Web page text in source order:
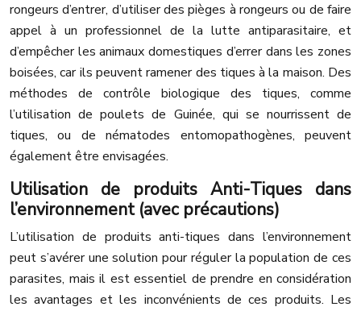
rongeurs d’entrer, d’utiliser des pièges à rongeurs ou de faire
appel à un professionnel de la lutte antiparasitaire, et
d’empêcher les animaux domestiques d’errer dans les zones
boisées, car ils peuvent ramener des tiques à la maison. Des
méthodes de contrôle biologique des tiques, comme
l’utilisation de poulets de Guinée, qui se nourrissent de
tiques, ou de nématodes entomopathogènes, peuvent
également être envisagées.
Utilisation de produits Anti-Tiques dans
l’environnement (avec précautions)
L’utilisation de produits anti-tiques dans l’environnement
peut s’avérer une solution pour réguler la population de ces
parasites, mais il est essentiel de prendre en considération
les avantages et les inconvénients de ces produits. Les